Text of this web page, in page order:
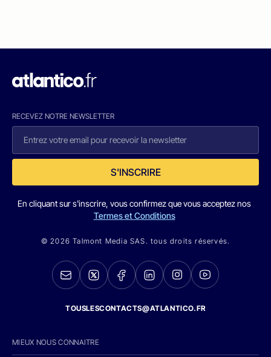
RECEVEZ NOTRE NEWSLETTER
S'INSCRIRE
En cliquant sur s'inscrire, vous confirmez que vous acceptez nos
Termes et Conditions
© 2026 Talmont Media SAS. tous droits réservés.
TOUSLESCONTACTS@ATLANTICO.FR
MIEUX NOUS CONNAITRE